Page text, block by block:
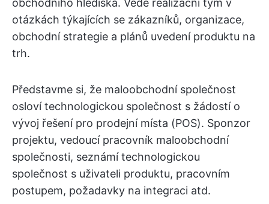
obchodního hlediska. Vede realizační tým v
otázkách týkajících se zákazníků, organizace,
obchodní strategie a plánů uvedení produktu na
trh.
Představme si, že maloobchodní společnost
osloví technologickou společnost s žádostí o
vývoj řešení pro prodejní místa (POS). Sponzor
projektu, vedoucí pracovník maloobchodní
společnosti, seznámí technologickou
společnost s uživateli produktu, pracovním
postupem, požadavky na integraci atd.